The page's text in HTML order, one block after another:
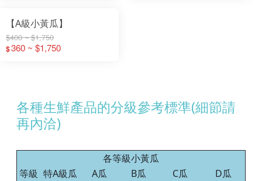
【A級小黃瓜】
$400 ~ $1,750
$360 ~ $1,750
各種生鮮產品的分級參考標準(細節請
再內洽)
各等級小黃瓜
等級 特A級瓜 A瓜 B瓜 C瓜 D瓜